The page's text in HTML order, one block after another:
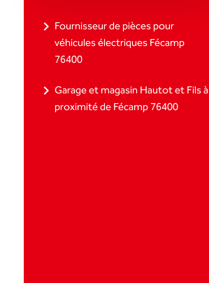
navigate_next Fournisseur de pièces pour
véhicules électriques Fécamp
76400
navigate_next Garage et magasin Hautot et Fils à
proximité de Fécamp 76400